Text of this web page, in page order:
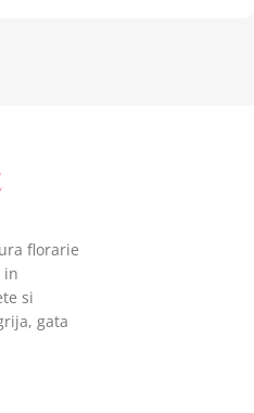
florarie
in
si
gata